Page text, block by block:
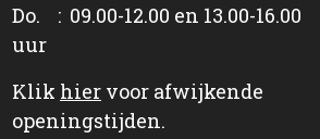
Do. : 09.00-12.00 en 13.00-16.00
uur
Klik hier voor afwijkende
openingstijden.